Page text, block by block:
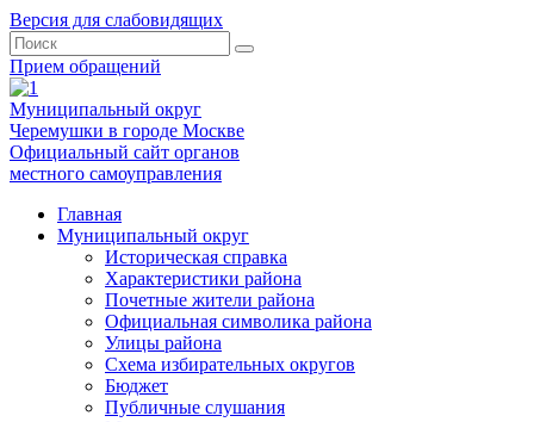
Версия для слабовидящих
Прием обращений
Муниципальный округ
Черемушки в городе Москве
Официальный сайт органов
местного самоуправления
Главная
Муниципальный округ
Историческая справка
Характеристики района
Почетные жители района
Официальная символика района
Улицы района
Схема избирательных округов
Бюджет
Публичные слушания